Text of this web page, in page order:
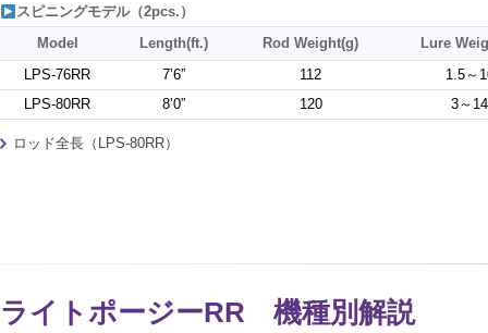
スピニングモデル（2pcs.）
Model
Length(ft.) Rod Weight(g)
Lure
LPS-76RR
7’6” 112
1.5～
LPS-80RR
8’0” 120 3～14
ロッド全長（LPS-80RR）
ライトポージーRR 機種別解説